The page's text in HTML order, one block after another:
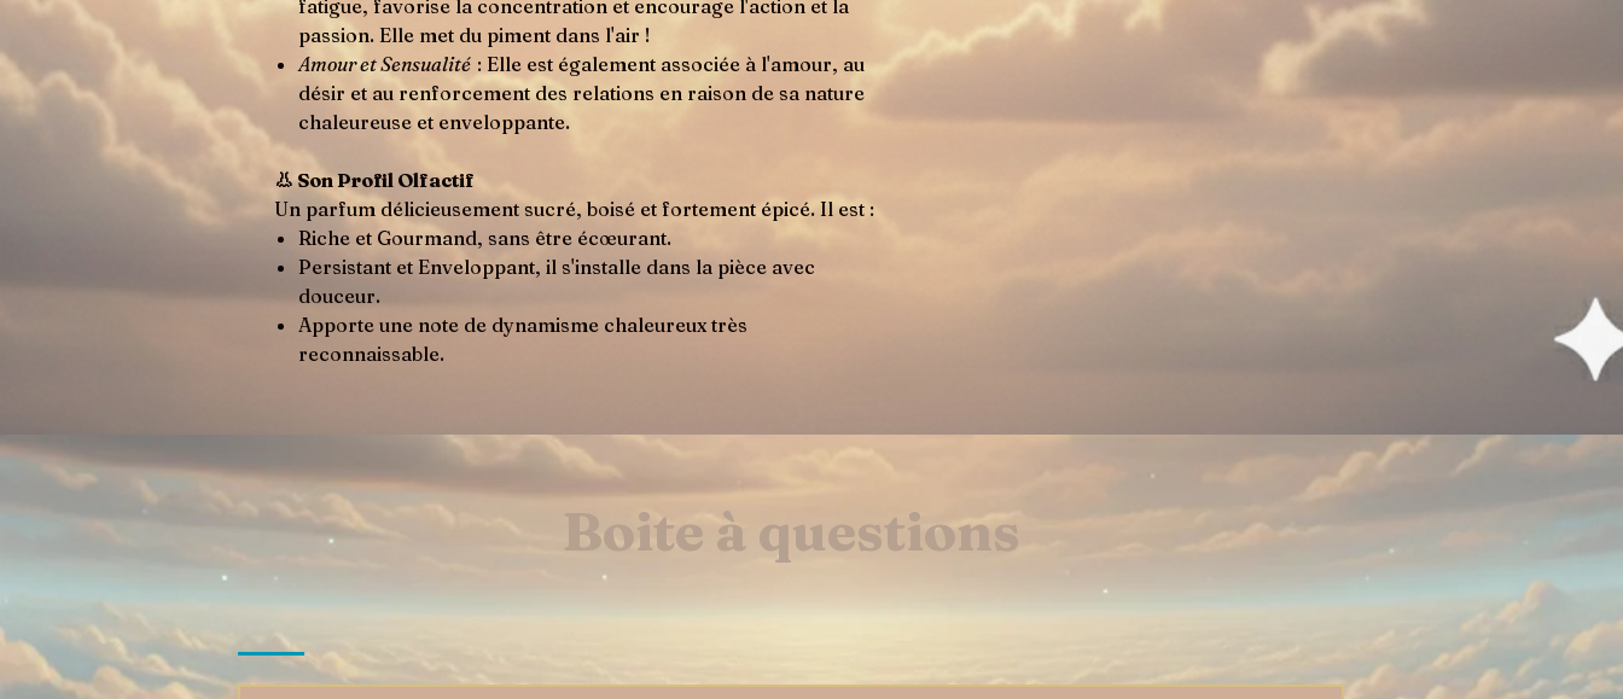
fatigue, favorise la concentration et encourage l'action et la
passion. Elle met du piment dans l'air !
Amour et Sensualité : Elle est également associée à l'amour, au
désir et au renforcement des relations en raison de sa nature
chaleureuse et enveloppante.
👃 Son Profil Olfactif
Un parfum délicieusement sucré, boisé et fortement épicé. Il est :
Riche et Gourmand, sans être écœurant.
Persistant et Enveloppant, il s'installe dans la pièce avec
douceur.
Apporte une note de dynamisme chaleureux très
reconnaissable.
Boite à questions